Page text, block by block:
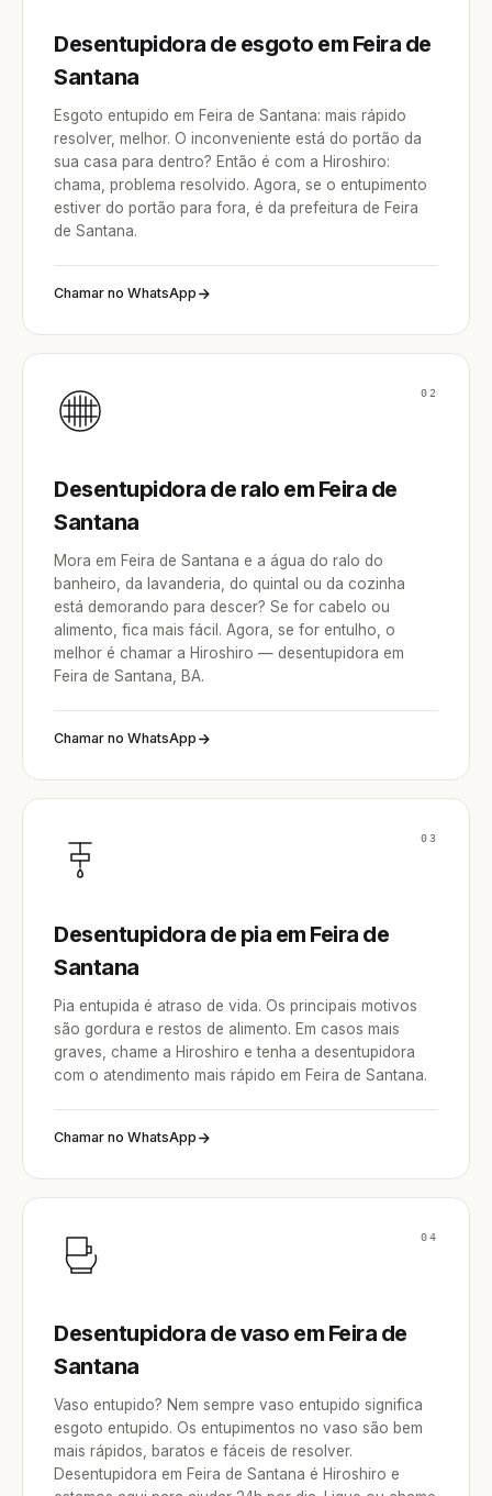
Desentupidora de esgoto em Feira de
Santana
Esgoto entupido em Feira de Santana: mais rápido
resolver, melhor. O inconveniente está do portão da
sua casa para dentro? Então é com a Hiroshiro:
chama, problema resolvido. Agora, se o entupimento
estiver do portão para fora, é da prefeitura de Feira
de Santana.
Chamar no WhatsApp
02
Desentupidora de ralo em Feira de
Santana
Mora em Feira de Santana e a água do ralo do
banheiro, da lavanderia, do quintal ou da cozinha
está demorando para descer? Se for cabelo ou
alimento, fica mais fácil. Agora, se for entulho, o
melhor é chamar a Hiroshiro — desentupidora em
Feira de Santana, BA.
Chamar no WhatsApp
03
Desentupidora de pia em Feira de
Santana
Pia entupida é atraso de vida. Os principais motivos
são gordura e restos de alimento. Em casos mais
graves, chame a Hiroshiro e tenha a desentupidora
com o atendimento mais rápido em Feira de Santana.
Chamar no WhatsApp
04
Desentupidora de vaso em Feira de
Santana
Vaso entupido? Nem sempre vaso entupido significa
esgoto entupido. Os entupimentos no vaso são bem
mais rápidos, baratos e fáceis de resolver.
Desentupidora em Feira de Santana é Hiroshiro e